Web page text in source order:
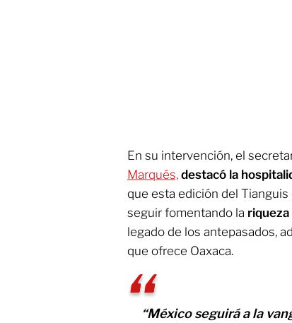
En su intervención, el
Marqués, destacó la
que esta edición del
seguir fomentando la
legado de los antepasados,
que ofrece Oaxaca.
“México seguirá a la